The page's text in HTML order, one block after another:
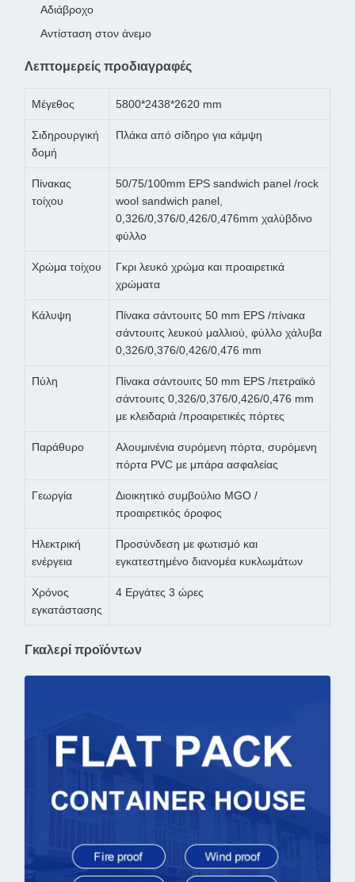
Αδιάβροχο
Αντίσταση στον άνεμο
Λεπτομερείς προδιαγραφές
Μέγεθος 5800*2438*2620 mm
Σιδηρουργική
δομή
Πλάκα από σίδηρο για κάμψη
Πίνακας
τοίχου
50/75/100mm EPS sandwich panel /rock
wool sandwich panel,
0,326/0,376/0,426/0,476mm χαλύβδινο
φύλλο
Χρώμα τοίχου
Γκρι λευκό χρώμα και προαιρετικά
χρώματα
Κάλυψη
Πίνακα σάντουιτς 50 mm EPS /πίνακα
σάντουιτς λευκού μαλλιού, φύλλο χάλυβα
0,326/0,376/0,426/0,476 mm
Πύλη
Πίνακα σάντουιτς 50 mm EPS /πετραϊκό
σάντουιτς 0,326/0,376/0,426/0,476 mm
με κλειδαριά /προαιρετικές πόρτες
Παράθυρο
Αλουμινένια συρόμενη πόρτα, συρόμενη
πόρτα PVC με μπάρα ασφαλείας
Γεωργία
Διοικητικό συμβούλιο MGO /
προαιρετικός όροφος
Ηλεκτρική
ενέργεια
Προσύνδεση με φωτισμό και
εγκατεστημένο διανομέα κυκλωμάτων
Χρόνος
εγκατάστασης
4 Εργάτες 3 ώρες
Γκαλερί προϊόντων